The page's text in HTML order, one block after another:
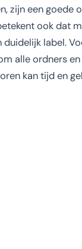
zijn een goede
ook dat
label.
alle ordners
kan tijd en